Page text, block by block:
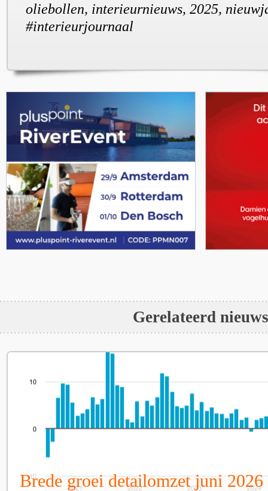
oliebollen, interieurnieuws, 2025,
#interieurjournaal
Gerelateerd nieuws
Brede groei detailomzet juni 2026